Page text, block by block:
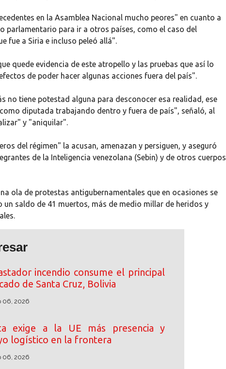
en la Asamblea Nacional mucho peores" en cuanto a
parlamentario para ir a otros países, como el caso del
fue a Siria e incluso peleó allá".
quede evidencia de este atropello y las pruebas que así lo
de poder hacer algunas acciones fuera del país".
no tiene potestad alguna para desconocer esa realidad, ese
diputada trabajando dentro y fuera de país", señaló, al
y "aniquilar".
del régimen" la acusan, amenazan y persiguen, y aseguró
de la Inteligencia venezolana (Sebin) y de otros cuerpos
ola de protestas antigubernamentales que en ocasiones se
saldo de 41 muertos, más de medio millar de heridos y
incendio consume el principal
de Santa Cruz, Bolivia
06, 2026
exige a la UE más presencia y
logístico en la frontera
06, 2026